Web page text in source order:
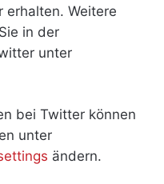
erhalten. Weitere
in der
unter
bei Twitter können
unter
ändern.